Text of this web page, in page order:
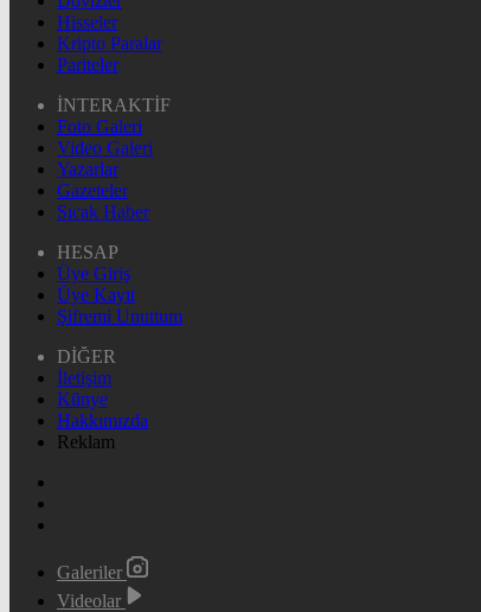
Hisseler
Kripto Paralar
Pariteler
İNTERAKTİF
Foto Galeri
Video Galeri
Yazarlar
Gazeteler
Sıcak Haber
HESAP
Üye Giriş
Üye Kayıt
Şifremi Unuttum
DİĞER
İletişim
Künye
Hakkımızda
Reklam
Galeriler
Videolar